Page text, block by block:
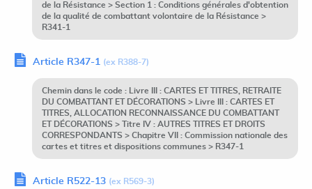
de la Résistance > Section 1 : Conditions générales d'obtention
de la qualité de combattant volontaire de la Résistance >
R341-1
Article R347-1 (ex R388-7)
Chemin dans le code : Livre III : CARTES ET TITRES, RETRAITE
DU COMBATTANT ET DÉCORATIONS > Livre III : CARTES ET
TITRES, ALLOCATION RECONNAISSANCE DU COMBATTANT
ET DÉCORATIONS > Titre IV : AUTRES TITRES ET DROITS
CORRESPONDANTS > Chapitre VII : Commission nationale des
cartes et titres et dispositions communes > R347-1
Article R522-13 (ex R569-3)